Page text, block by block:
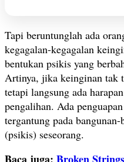
Tapi beruntunglah ada
kegagalan-kegagalan
bentukan psikis yang
Artinya, jika keinginan tak
tetapi langsung ada
pengalihan. Ada
tergantung pada
(psikis) seseorang.